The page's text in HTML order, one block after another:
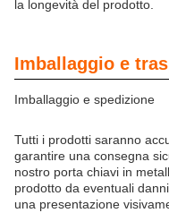
la longevità del prodotto.
Imballaggio e
Imballaggio e spedizione
Tutti i prodotti saranno
garantire una consegna
nostro porta chiavi in
prodotto da eventuali
una presentazione